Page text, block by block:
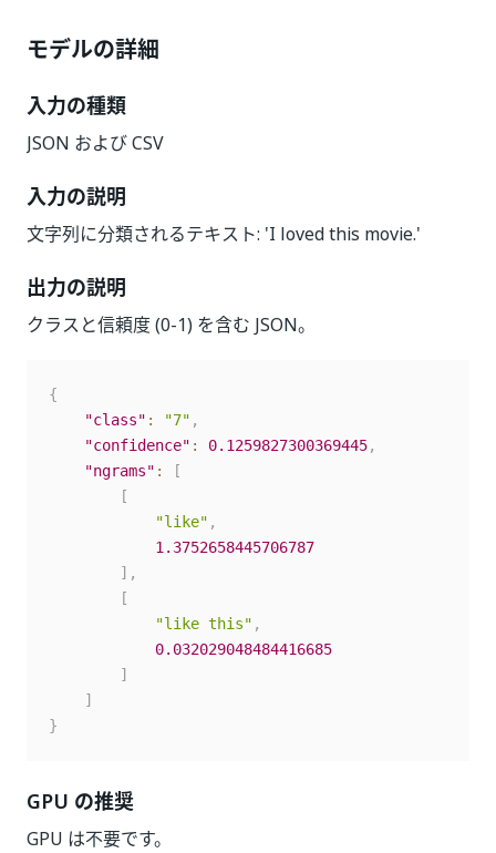
モデルの詳細
入力の種類
JSON および CSV
入力の説明
文字列に分類されるテキスト: 'I loved this movie.'
出力の説明
クラスと信頼度 (0-1) を含む JSON。
{
"class" : "7" ,
"confidence" : 0.1259827300369445,
"ngrams" :
[
[
"like" ,
1.3752658445706787
] ,
[
"like this" ,
0.032029048484416685
]
]
}
GPU の推奨
GPU は不要です。